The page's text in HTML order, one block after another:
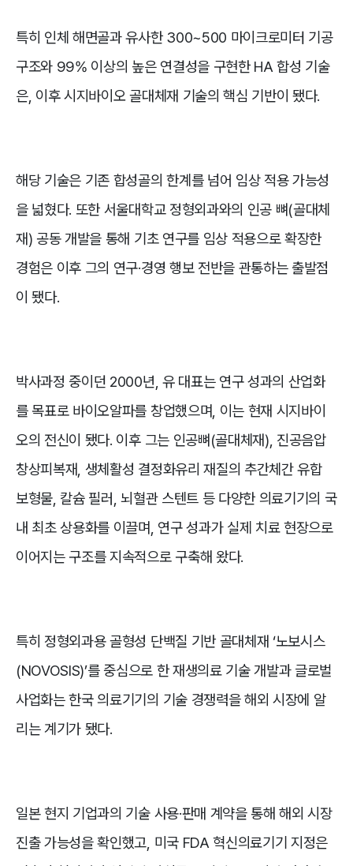
특히 인체 해면골과 유사한 300~500 마이크로미터 기공
구조와 99% 이상의 높은 연결성을 구현한 HA 합성 기술
은, 이후 시지바이오 골대체재 기술의 핵심 기반이 됐다.
해당 기술은 기존 합성골의 한계를 넘어 임상 적용 가능성
을 넓혔다. 또한 서울대학교 정형외과와의 인공 뼈(골대체
재) 공동 개발을 통해 기초 연구를 임상 적용으로 확장한
경험은 이후 그의 연구·경영 행보 전반을 관통하는 출발점
이 됐다.
박사과정 중이던 2000년, 유 대표는 연구 성과의 산업화
를 목표로 바이오알파를 창업했으며, 이는 현재 시지바이
오의 전신이 됐다. 이후 그는 인공뼈(골대체재), 진공음압
창상피복재, 생체활성 결정화유리 재질의 추간체간 유합
보형물, 칼슘 필러, 뇌혈관 스텐트 등 다양한 의료기기의 국
내 최초 상용화를 이끌며, 연구 성과가 실제 치료 현장으로
이어지는 구조를 지속적으로 구축해 왔다.
특히 정형외과용 골형성 단백질 기반 골대체재 ‘노보시스
(NOVOSIS)’를 중심으로 한 재생의료 기술 개발과 글로벌
사업화는 한국 의료기기의 기술 경쟁력을 해외 시장에 알
리는 계기가 됐다.
일본 현지 기업과의 기술 사용·판매 계약을 통해 해외 시장
진출 가능성을 확인했고, 미국 FDA 혁신의료기기 지정은